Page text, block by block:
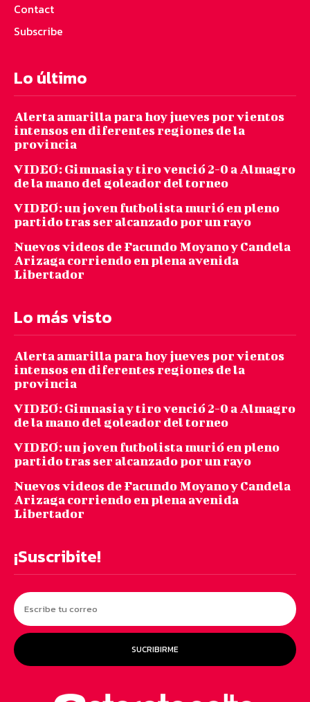
Contact
Subscribe
Lo último
Alerta amarilla para hoy jueves por vientos
intensos en diferentes regiones de la
provincia
VIDEO: Gimnasia y tiro venció 2-0 a Almagro
de la mano del goleador del torneo
VIDEO: un joven futbolista murió en pleno
partido tras ser alcanzado por un rayo
Nuevos videos de Facundo Moyano y Candela
Arizaga corriendo en plena avenida
Libertador
Lo más visto
Alerta amarilla para hoy jueves por vientos
intensos en diferentes regiones de la
provincia
VIDEO: Gimnasia y tiro venció 2-0 a Almagro
de la mano del goleador del torneo
VIDEO: un joven futbolista murió en pleno
partido tras ser alcanzado por un rayo
Nuevos videos de Facundo Moyano y Candela
Arizaga corriendo en plena avenida
Libertador
¡Suscribite!
SUCRIBIRME